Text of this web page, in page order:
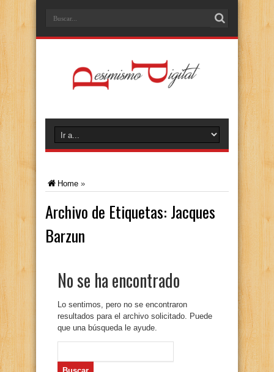
Home »
Archivo de Etiquetas: Jacques
Barzun
No se ha encontrado
Lo sentimos, pero no se encontraron
resultados para el archivo solicitado. Puede
que una búsqueda le ayude.